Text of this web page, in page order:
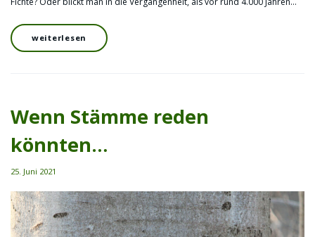
weiterlesen
Wenn Stämme reden
könnten…
25. Juni 2021